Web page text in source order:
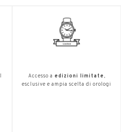
Accesso a edizioni limitate,
esclusive e ampia scelta di orologi